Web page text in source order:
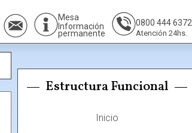
Mesa
Información
permanente
0800 444 6372
Atención 24hs.
Estructura Funcional
Inicio